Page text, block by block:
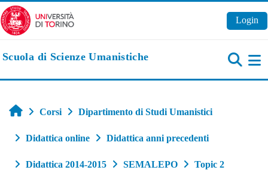
Vai al contenuto principale
Login
Scuola di Scienze Umanistiche
Home
Corsi Dipartimento di Studi Umanistici
Didattica online Didattica anni precedenti
Didattica 2014-2015 SEMALEPO Topic 2